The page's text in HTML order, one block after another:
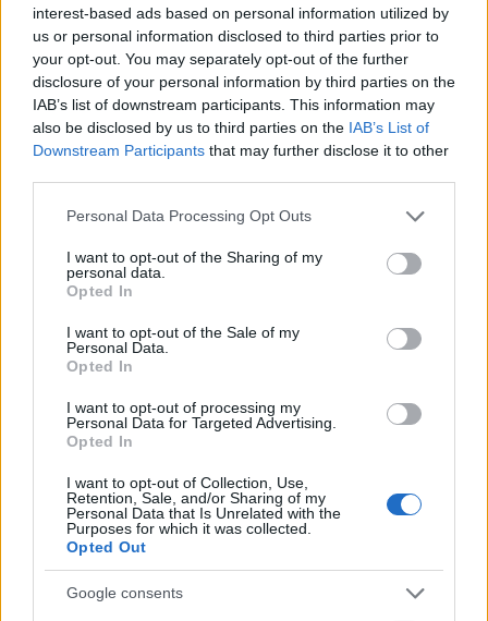
interest-based ads based on personal information utilized by
us or personal information disclosed to third parties prior to
your opt-out. You may separately opt-out of the further
disclosure of your personal information by third parties on the
IAB’s list of downstream participants. This information may
also be disclosed by us to third parties on the IAB’s List of
Downstream Participants that may further disclose it to other
Please note that this website/app uses one or more Google
not limited to your visit or usage behaviour. You may click to
grant or deny consent to Google and its third-party tags to
use your data for below specified purposes in below Google
consent section.
Personal Data Processing Opt Outs
I want to opt-out of the Sharing of my
personal data.
Opted In
I want to opt-out of the Sale of my
Personal Data.
Opted In
I want to opt-out of processing my
Personal Data for Targeted Advertising.
Opted In
I want to opt-out of Collection, Use,
Retention, Sale, and/or Sharing of my
Personal Data that Is Unrelated with the
Purposes for which it was collected.
Opted Out
Google consents
Amikor odaállok a szivárványcsaládok mellé, akkor
szoktam beszélni a mi furcsa családunkról is, de
csak azért tudok, mert ez már egy lezárt korszak az
életemben. Ha úgy érzem, hogy azzal tartalmat,
értéket közvetítek, szívesen beszélek az életemről –
és ez történik a színházban is.”
másként tekint, mint kezdetekben, nagyobb
felelősségnek éli meg, hogy a színpadon állhat.
„Nincsenek elvesztegetett estéim, már úgy élem meg
fel a színpadra. Ráadásul egyre több klasszikusban
játszom, amiknél nagy a tét, hogy a nézők ezekkel is
Kovács Patríciával aGLAMOUR Book
tavasz-nyári
lapszámában!
A bookazine kapcsán egy kötetlen reggeli mellett
beszélgettek a szerkesztőség meghívott vendégei a
Sunhill Bistro & Skybarban. Az eseményen
megjelent többek között Kovács Patrícia, Epres
Panni, Tóth Vera és Nagy Katica is.